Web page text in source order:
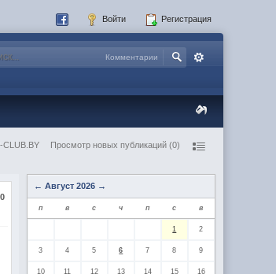
Войти Регистрация
Комментарии
CLUB.BY Просмотр новых публикаций (0)
0
← Август 2026 →
п в с ч п с в
1 2
3 4 5 6 7 8 9
10 11 12 13 14 15 16